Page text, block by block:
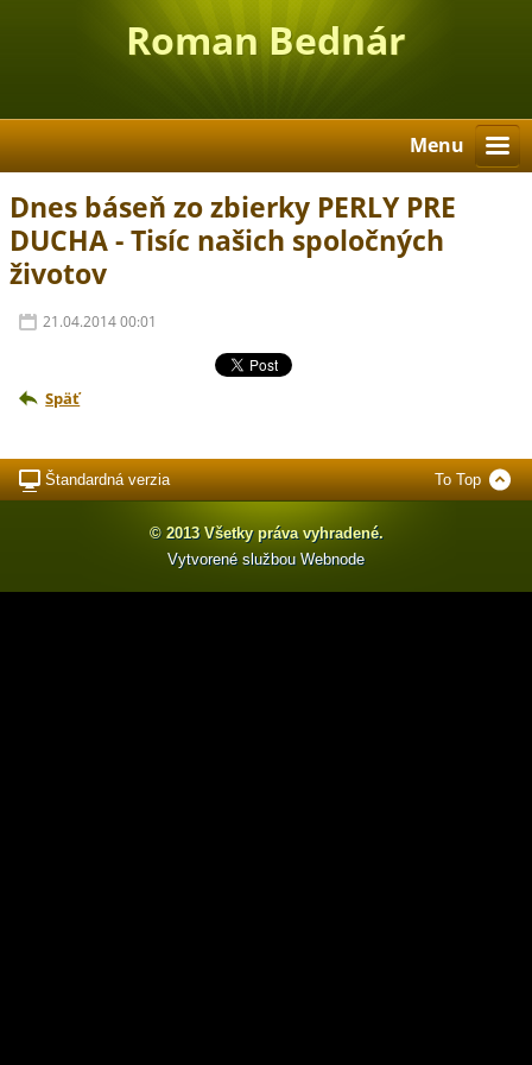
Roman Bednár
Menu
Dnes báseň zo zbierky PERLY PRE
DUCHA - Tisíc našich spoločných
životov
21.04.2014 00:01
Späť
Štandardná verzia To Top
© 2013 Všetky práva vyhradené.
Vytvorené službou Webnode